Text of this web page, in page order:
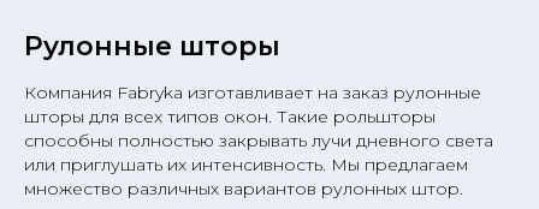
Рулонные шторы
Компания Fabryka изготавливает на заказ рулонные
шторы для всех типов окон. Такие рольшторы
способны полностью закрывать лучи дневного света
или приглушать их интенсивность. Мы предлагаем
множество различных вариантов рулонных штор.